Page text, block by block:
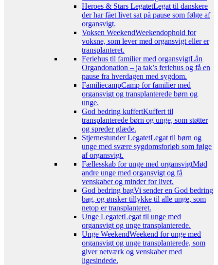
Heroes & Stars LegatetLegat til danskere
der har fået livet sat på pause som følge af
organsvigt.
Voksen WeekendWeekendophold for
voksne, som lever med organsvigt eller er
transplanteret.
Feriehus til familier med organsvigtLån
Organdonation – ja tak’s feriehus og få en
pause fra hverdagen med sygdom.
FamiliecampCamp for familier med
organsvigt og transplanterede børn og
unge.
God bedring kuffertKuffert til
transplanterede børn og unge, som støtter
og spreder glæde.
Stjernestunder LegatetLegat til børn og
unge med svære sygdomsforløb som følge
af organsvigt.
Fællesskab for unge med organsvigtMød
andre unge med organsvigt og få
venskaber og minder for livet.
God bedring bagVi sender en God bedring
bag, og ønsker tillykke til alle unge, som
netop er transplanteret.
Unge LegatetLegat til unge med
organsvigt og unge transplanterede.
Unge WeekendWeekend for unge med
organsvigt og unge transplanterede, som
giver netværk og venskaber med
ligesindede.